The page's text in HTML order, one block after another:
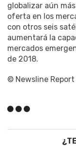
globalizar aún
oferta en los
con otros seis
aumentará la
mercados
de 2018.
© Newsline Report